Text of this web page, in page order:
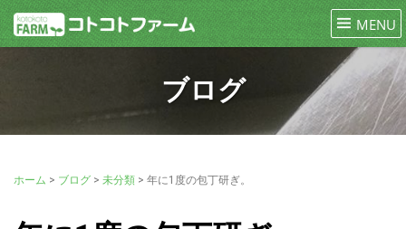
ブログ
ホーム > ブログ > 未分類 > 年に1度の包丁研ぎ。